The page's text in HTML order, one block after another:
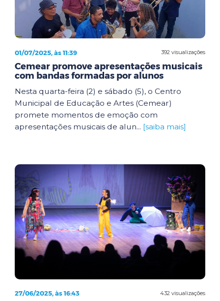
392 visualizações
01/07/2025, às 11:39
Cemear promove apresentações musicais
com bandas formadas por alunos
Nesta quarta-feira (2) e sábado (5), o Centro
Municipal de Educação e Artes (Cemear)
promete momentos de emoção com
apresentações musicais de alun... [saiba mais]
432 visualizações
27/06/2025, às 16:43